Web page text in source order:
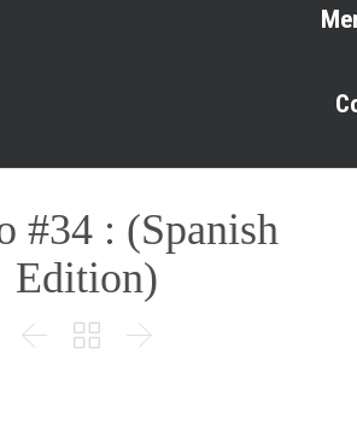
#34 : (Spanish
Edition)
  